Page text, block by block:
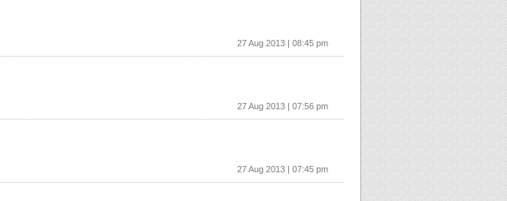
27 Aug 2013 | 08:45 pm
27 Aug 2013 | 07:56 pm
27 Aug 2013 | 07:45 pm